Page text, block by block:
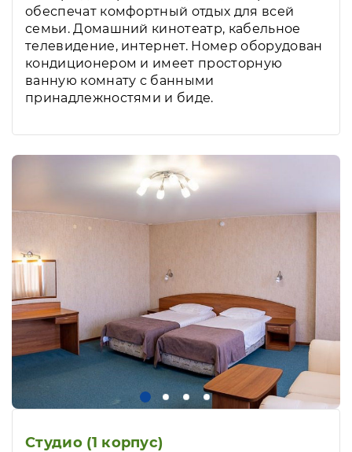
обеспечат комфортный отдых для всей
семьи. Домашний кинотеатр, кабельное
телевидение, интернет. Номер оборудован
кондиционером и имеет просторную
ванную комнату с банными
принадлежностями и биде.
Студио (1 корпус)